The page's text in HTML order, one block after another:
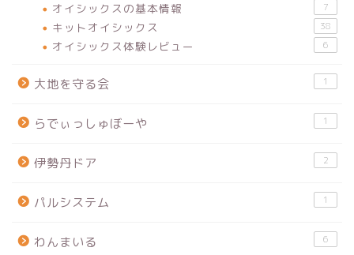
オイシックスの基本情報 7
キットオイシックス 38
オイシックス体験レビュー 6
大地を守る会 1
らでぃっしゅぼーや 1
伊勢丹ドア 2
パルシステム 1
わんまいる 6